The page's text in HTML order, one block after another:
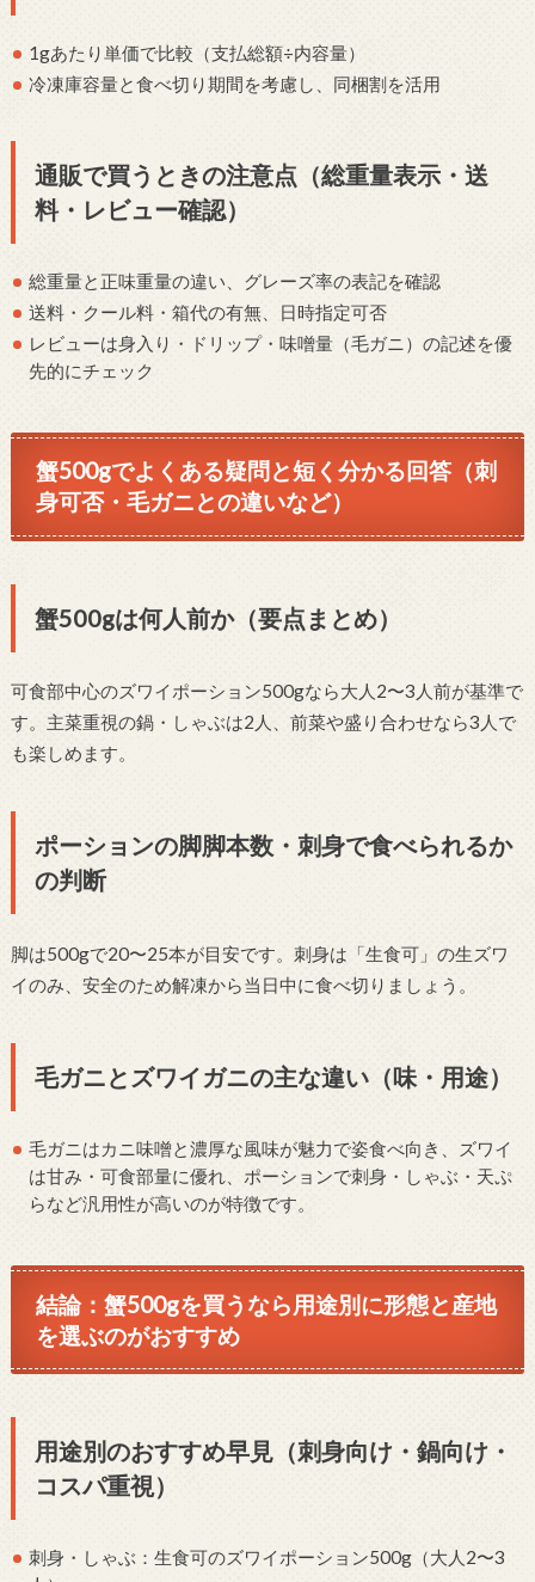
1gあたり単価で比較（支払総額÷内容量）
冷凍庫容量と食べ切り期間を考慮し、同梱割を活用
通販で買うときの注意点（総重量表示・送
料・レビュー確認）
総重量と正味重量の違い、グレーズ率の表記を確認
送料・クール料・箱代の有無、日時指定可否
レビューは身入り・ドリップ・味噌量（毛ガニ）の記述を優
先的にチェック
蟹500gでよくある疑問と短く分かる回答（刺
身可否・毛ガニとの違いなど）
蟹500gは何人前か（要点まとめ）
可食部中心のズワイポーション500gなら大人2〜3人前が基準で
す。主菜重視の鍋・しゃぶは2人、前菜や盛り合わせなら3人で
も楽しめます。
ポーションの脚脚本数・刺身で食べられるか
の判断
脚は500gで20〜25本が目安です。刺身は「生食可」の生ズワ
イのみ、安全のため解凍から当日中に食べ切りましょう。
毛ガニとズワイガニの主な違い（味・用途）
毛ガニはカニ味噌と濃厚な風味が魅力で姿食べ向き、ズワイ
は甘み・可食部量に優れ、ポーションで刺身・しゃぶ・天ぷ
らなど汎用性が高いのが特徴です。
結論：蟹500gを買うなら用途別に形態と産地
を選ぶのがおすすめ
用途別のおすすめ早見（刺身向け・鍋向け・
コスパ重視）
刺身・しゃぶ：生食可のズワイポーション500g（大人2〜3